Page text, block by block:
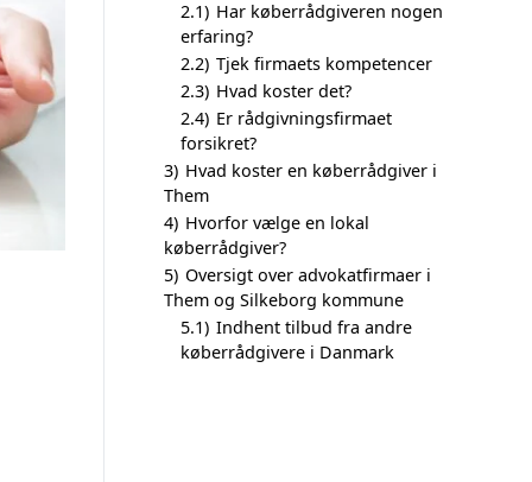
2.1) Har køberrådgiveren nogen
erfaring?
2.2) Tjek firmaets kompetencer
2.3) Hvad koster det?
2.4) Er rådgivningsfirmaet
forsikret?
3) Hvad koster en køberrådgiver i
Them
4) Hvorfor vælge en lokal
køberrådgiver?
5) Oversigt over advokatfirmaer i
Them og Silkeborg kommune
5.1) Indhent tilbud fra andre
køberrådgivere i Danmark